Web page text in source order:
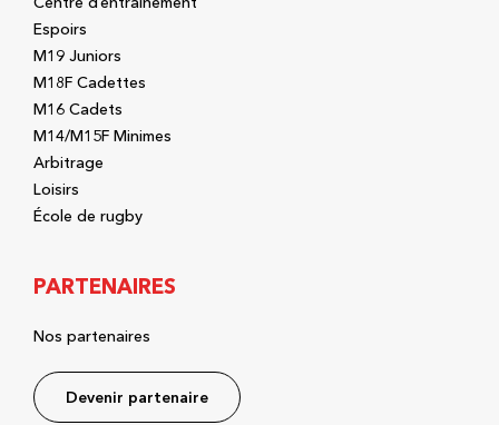
Espoirs
M19 Juniors
M18F Cadettes
M16 Cadets
M14/M15F Minimes
Arbitrage
Loisirs
École de rugby
PARTENAIRES
Nos partenaires
Devenir partenaire